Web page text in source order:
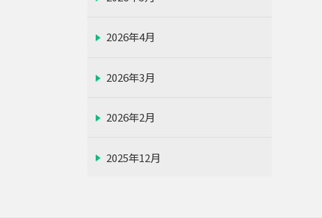
2026年4月
2026年3月
2026年2月
2025年12月